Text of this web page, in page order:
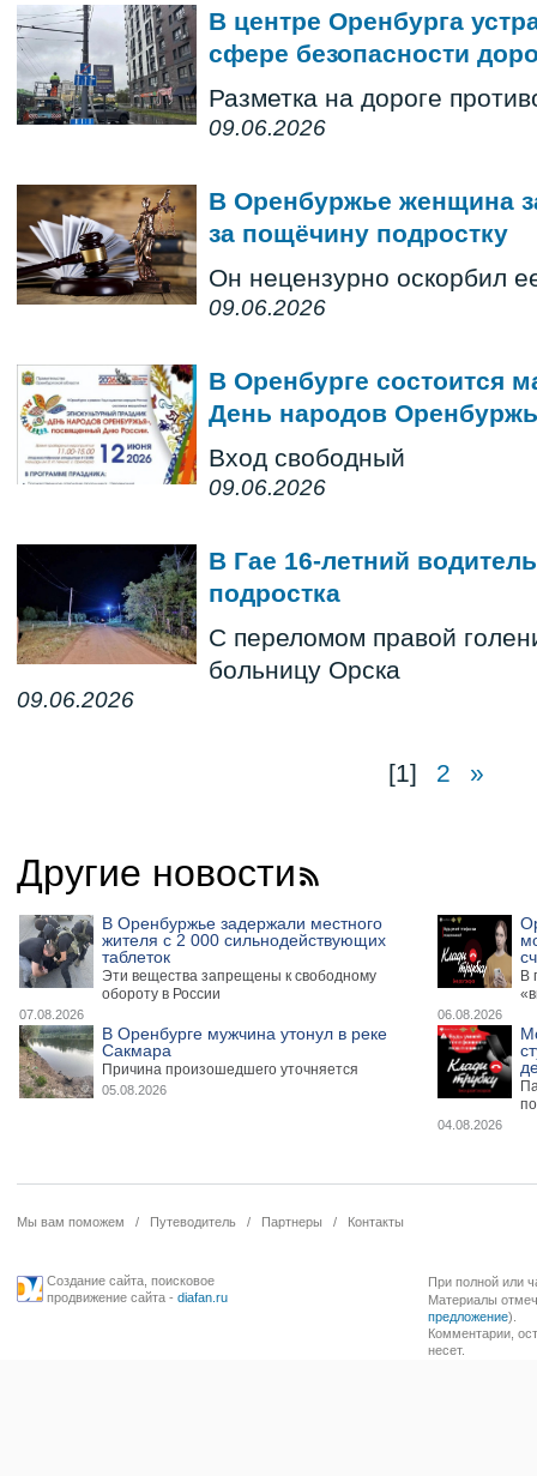
В центре Оренбурга
сфере безопасности
Разметка на дороге
09.06.2026
В Оренбуржье женщина
за пощёчину подростку
Он нецензурно оскорбил
09.06.2026
В Оренбурге состоится
День народов
Вход свободный
09.06.2026
В Гае 16-летний
подростка
С переломом правой
больницу Орска
09.06.2026
[1] 2 »
Другие новости
В Оренбуржье задержали местного
жителя с 2 000 сильнодействующих
таблеток
Эти вещества запрещены к свободному
обороту в России
07.08.2026
В
06.08.2026
В Оренбурге мужчина утонул в реке
Сакмара
Причина произошедшего уточняется
05.08.2026
04.08.2026
Мы вам поможем / Путеводитель / Партнеры / Контакты
Создание сайта, поисковое
продвижение сайта- diafan.ru
При полной или
Материалы
предложение).
Комментарии,
несет.